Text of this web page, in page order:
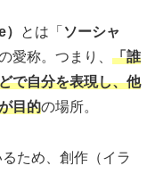
とは「 ソーシャ
愛称。つまり、 「誰
で自分を表現し、他
目的の場所。
ため、創作（イラ